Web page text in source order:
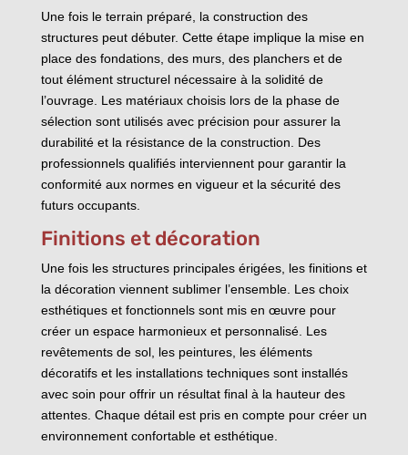
Une fois le terrain préparé, la construction des
structures peut débuter. Cette étape implique la mise en
place des fondations, des murs, des planchers et de
tout élément structurel nécessaire à la solidité de
l’ouvrage. Les matériaux choisis lors de la phase de
sélection sont utilisés avec précision pour assurer la
durabilité et la résistance de la construction. Des
professionnels qualifiés interviennent pour garantir la
conformité aux normes en vigueur et la sécurité des
futurs occupants.
Finitions et décoration
Une fois les structures principales érigées, les finitions et
la décoration viennent sublimer l’ensemble. Les choix
esthétiques et fonctionnels sont mis en œuvre pour
créer un espace harmonieux et personnalisé. Les
revêtements de sol, les peintures, les éléments
décoratifs et les installations techniques sont installés
avec soin pour offrir un résultat final à la hauteur des
attentes. Chaque détail est pris en compte pour créer un
environnement confortable et esthétique.